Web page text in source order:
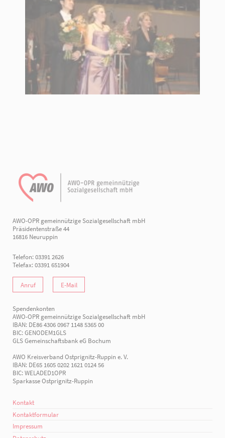
AWO-OPR gemeinnützige Sozialgesellschaft mbH
Präsidentenstraße 44
16816 Neuruppin
Telefon: 03391 2626
Telefax: 03391 651904
Anruf E-Mail
Spendenkonten
AWO-OPR gemeinnützige Sozialgesellschaft mbH
IBAN: DE86 4306 0967 1148 5365 00
BIC: GENODEM1GLS
GLS Gemeinschaftsbank eG Bochum
AWO Kreisverband Ostprignitz-Ruppin e. V.
IBAN: DE65 1605 0202 1621 0124 56
BIC: WELADED1OPR
Sparkasse Ostprignitz-Ruppin
Kontakt
Kontaktformular
Impressum